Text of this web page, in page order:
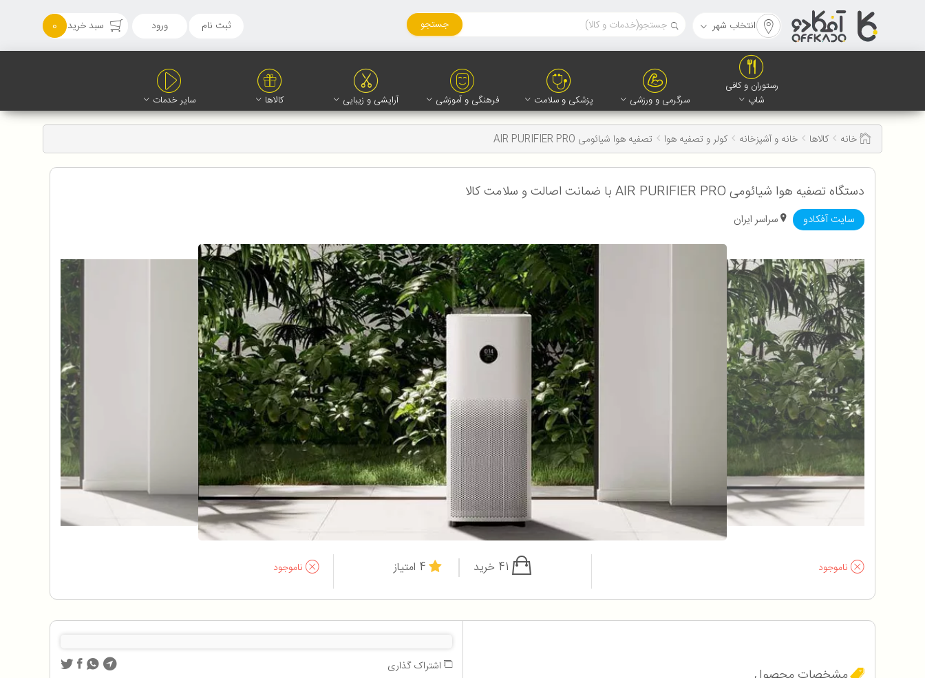
انتخاب شهر جستجو ثبت نام ورود سبد خرید 0
رستوران و کافی
شاپ
سرگرمی و ورزشی پزشکی و سلامت فرهنگی و آموزشی آرایشی و زیبایی کالاها سایر خدمات
خانه کالاها خانه و آشپزخانه کولر و تصفیه هوا تصفیه هوا شیائومی AIR PURIFIER PRO
دستگاه تصفیه هوا شیائومی AIR PURIFIER PRO با ضمانت اصالت و سلامت کالا
سایت آفکادو سراسر ایران
ناموجود 4 امتیاز ناموجود
اشتراک گذاری